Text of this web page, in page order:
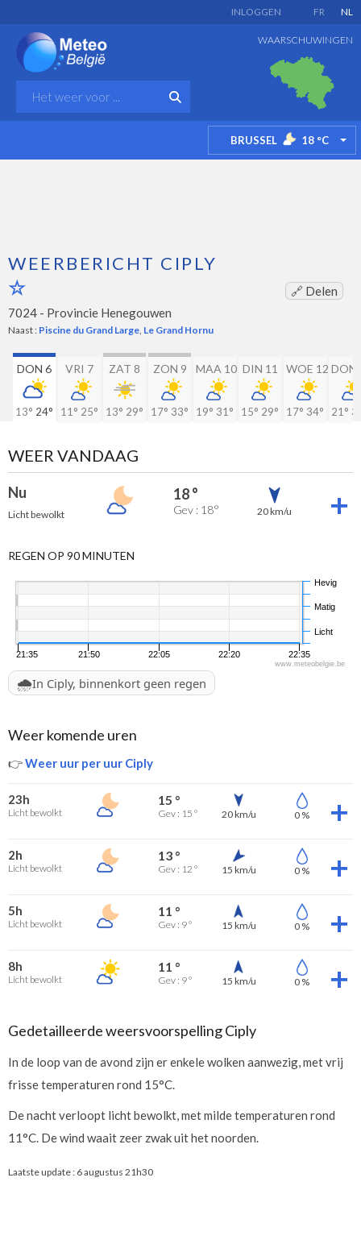
FR NL
INLOGGEN
WAARSCHUWINGEN
BRUSSEL 18 °C
WEERBERICHT CIPLY
🔗 Delen
7024 - Provincie Henegouwen
Naast : Piscine du Grand Large, Le Grand Hornu
DON 6
13° 24°
VRI 7
11° 25°
ZAT 8
13° 29°
ZON 9
17° 33°
MAA 10
19° 31°
DIN 11
15° 29°
WOE 12
17° 34°
DON
21°
WEER VANDAAG
Nu
Licht bewolkt
18 °
Gev : 18° 20 km/u
REGEN OP 90 MINUTEN
21:35 21:50 22:05 22:20 22:35
Licht
Matig
Hevig
www.meteobelgie.be
🌧️In Ciply, binnenkort geen regen
Weer komende uren
👉Weer uur per uur Ciply
23h
Licht bewolkt
15 °
Gev : 15 ° 20 km/u 0 %
2h
Licht bewolkt
13 °
Gev : 12 ° 15 km/u 0 %
5h
Licht bewolkt
11 °
Gev : 9 ° 15 km/u 0 %
8h
Licht bewolkt
11 °
Gev : 9 ° 15 km/u 0 %
Gedetailleerde weersvoorspelling Ciply
In de loop van de avond zijn er enkele wolken aanwezig, met vrij
frisse temperaturen rond 15°C.
De nacht verloopt licht bewolkt, met milde temperaturen rond
11°C. De wind waait zeer zwak uit het noorden.
Laatste update : 6 augustus 21h30